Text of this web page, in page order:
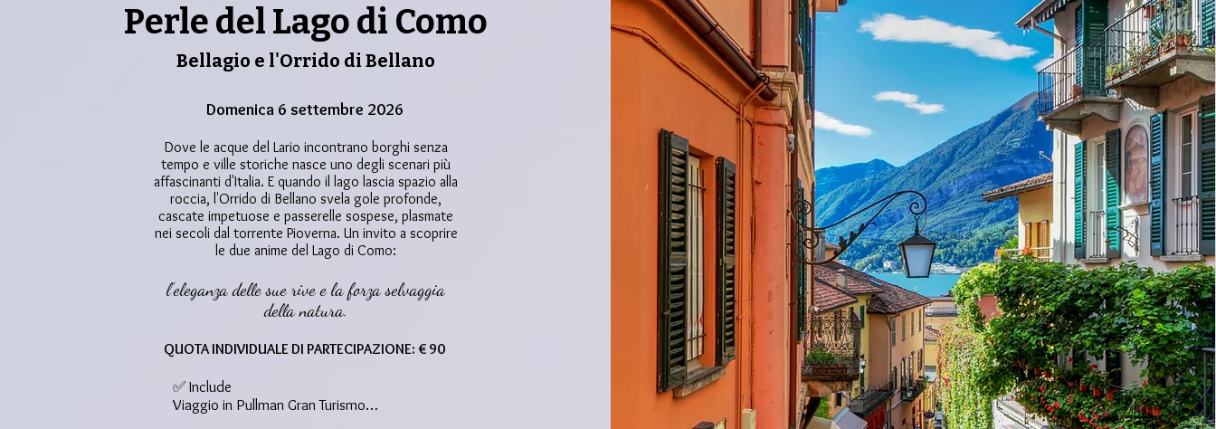
Perle del Lago di Como
Bellagio e l'Orrido di Bellano
Domenica 6 settembre 2026
Dove le acque del Lario incontrano borghi senza
tempo e ville storiche nasce uno degli scenari più
affascinanti d'Italia. E quando il lago lascia spazio alla
roccia, l'Orrido di Bellano svela gole profonde,
cascate impetuose e passerelle sospese, plasmate
nei secoli dal torrente Pioverna. Un invito a scoprire
le due anime del Lago di Como:
l'eleganza delle sue rive e la forza selvaggia
della natura.
QUOTA INDIVIDUALE DI PARTECIPAZIONE: € 90
✅ Include
Viaggio in Pullman Gran Turismo